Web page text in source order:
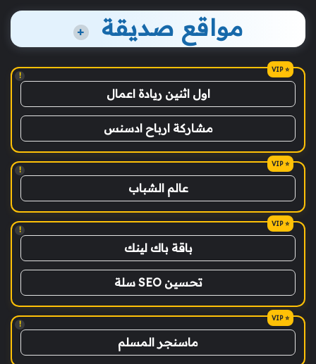
مواقع صديقة +
!
اول اثنين ريادة اعمال
مشاركة ارباح ادسنس
!
عالم الشباب
!
باقة باك لينك
تحسين SEO سلة
!
ماسنجر المسلم